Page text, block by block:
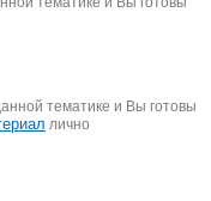
тематике и Вы готовы
лично